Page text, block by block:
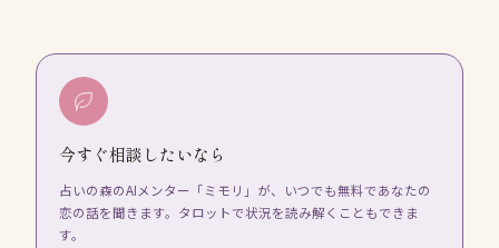
今すぐ相談したいなら
占いの森のAIメンター「ミモリ」が、いつでも無料であなたの
恋の話を聞きます。タロットで状況を読み解くこともできま
す。